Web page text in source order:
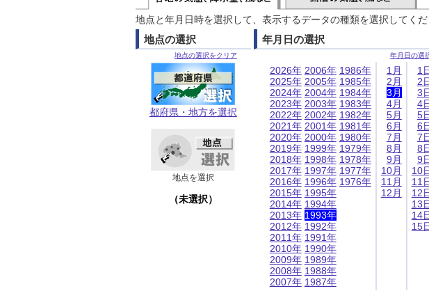
地点と年月日時を選択して、表示するデータの種類を選択してくだ
地点の選択
地点の選択をクリア
都府県・地方を選択
地点を選択
（未選択）
年月日の選択
年月日の選
2026年
2025年
2024年
2023年
2022年
2021年
2020年
2019年
2018年
2017年
2016年
2015年
2014年
2013年
2012年
2011年
2010年
2009年
2008年
2007年
2006年
2005年
2004年
2003年
2002年
2001年
2000年
1999年
1998年
1997年
1996年
1995年
1994年
1993年
1992年
1991年
1990年
1989年
1988年
1987年
1986年
1985年
1984年
1983年
1982年
1981年
1980年
1979年
1978年
1977年
1976年
1月
2月
3月
4月
5月
6月
7月
8月
9月
10月
11月
12月
1
2
3
4
5
6
7
8
9
10
11
12
13
14
15